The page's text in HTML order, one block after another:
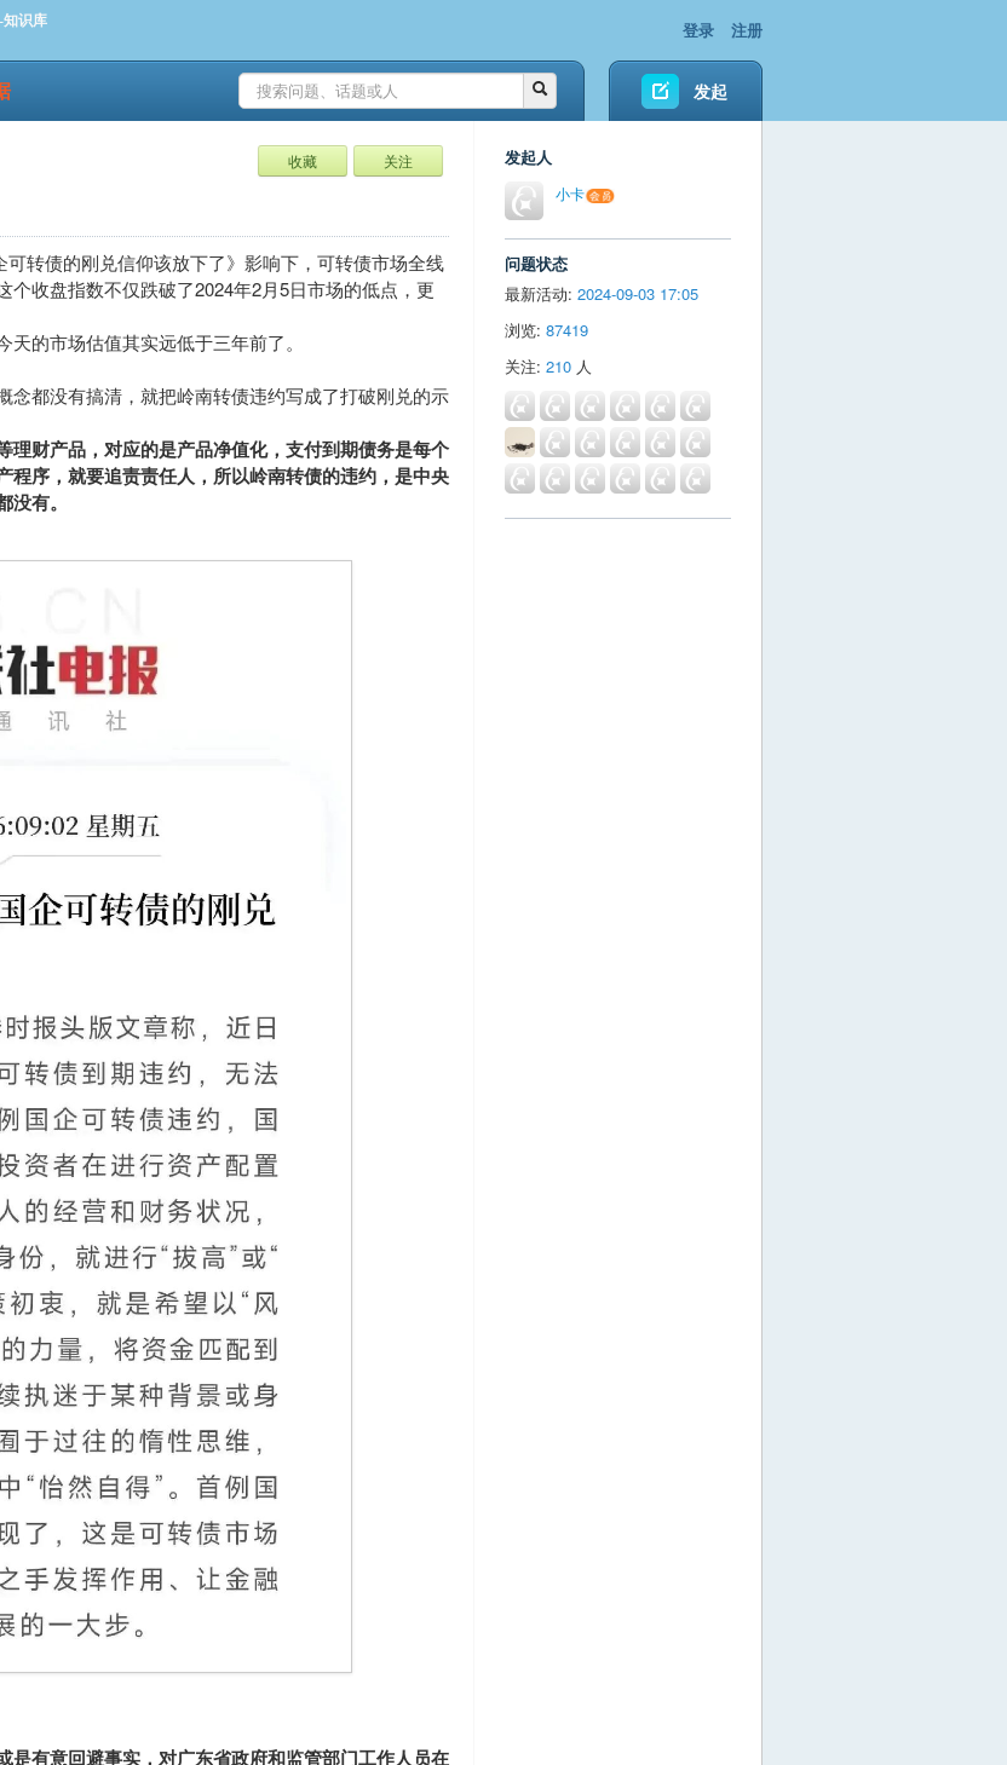
知识库 登录 注册
发起
收藏 关注
转债的刚兑信仰该放下了》影响下，可转债市场全线
个收盘指数不仅跌破了2024年2月5日市场的低点，更
的市场估值其实远低于三年前了。
念都没有搞清，就把岭南转债违约写成了打破刚兑的示
理财产品，对应的是产品净值化，支付到期债务是每个
程序，就要追责责任人，所以岭南转债的违约，是中央
有。
是有意回避事实，对广东省政府和监管部门工作人员在
发起人
小卡
问题状态
最新活动: 2024-09-03 17:05
浏览: 87419
关注: 210 人